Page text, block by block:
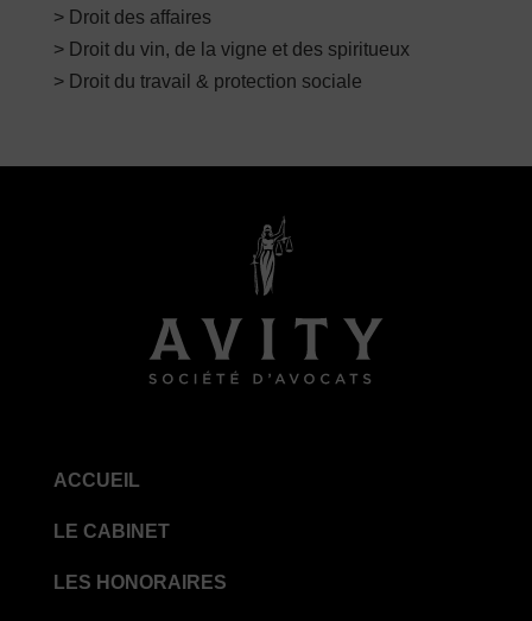
> Droit des affaires
> Droit du vin, de la vigne et des spiritueux
> Droit du travail & protection sociale
ACCUEIL
LE CABINET
LES HONORAIRES